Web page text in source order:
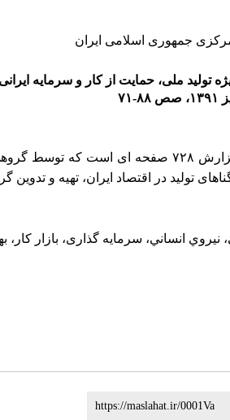
جمهوری اسلامی ایران
تولید ملی، حمایت از کار و سرمایه ایرانی
این مقاله خلاصه ای از گزارش ۷۲۸ صفحه
تولید در اقتصاد ایران، تهیه و تدوين
نيروي انساني، سرمایه گذاری، بازار